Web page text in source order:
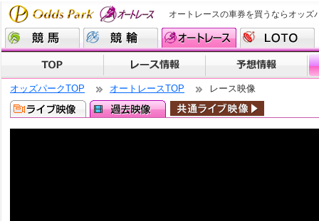
オートレースの車券を買うならオッズ
オッズパークTOP オートレースTOP レース映像